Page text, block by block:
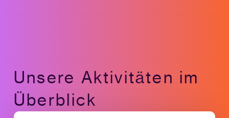
Unsere Aktivitäten im
Überblick